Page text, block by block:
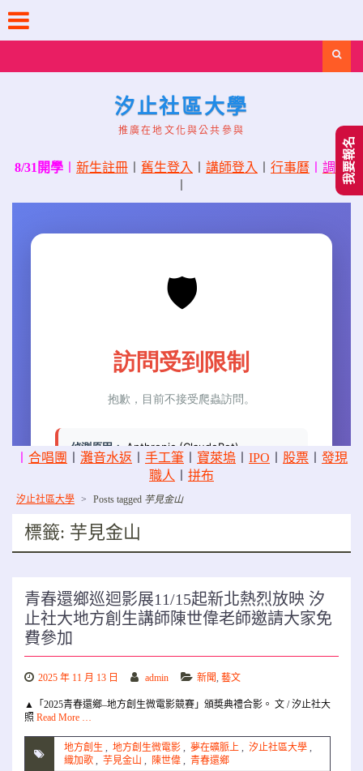
content
汐止社區大學
推廣在地文化與公共參與
8/31開學 新生註冊 舊生登入 講師登入 行事曆
調課
合唱團 灘音水返 手工筆 寶萊塢 IPO 股票
發現
職人
拼布
汐止社區大學 > Posts tagged 芋見金山
標籤: 芋見金山
青春還鄉巡迴影展11/15起新北熱烈放映 汐
止社大地方創生講師陳世偉老師邀請大家免
費參加
2025 年 11 月 13 日 admin 新聞, 藝文
▲「2025青春還鄉–地方創生微電影競賽」頒奬典禮合影。 文 / 汐止社大
照 Read More …
地方創生 , 地方創生微電影 , 夢在礦脈上 , 汐止社區大學 ,
織加歌 , 芋見金山 , 陳世偉 , 青春還鄉
我要報名